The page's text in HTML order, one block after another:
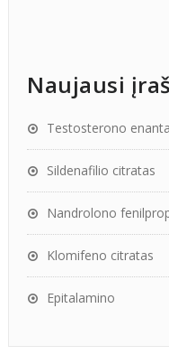
Naujausi
Testosterono
Sildenafilio citratas
Nandrolono
Klomifeno citratas
Epitalamino